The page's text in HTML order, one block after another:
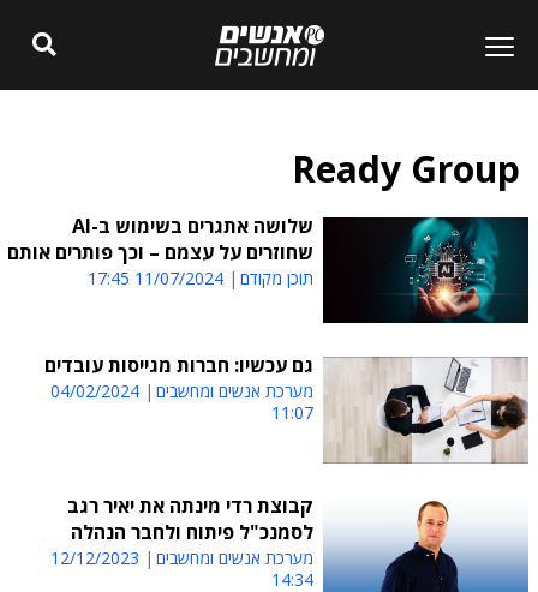
Ready Group
שלושה אתגרים בשימוש ב-AI
שחוזרים על עצמם – וכך פותרים אותם
תוכן מקודם 11/07/2024 17:45
גם עכשיו: חברות מגייסות עובדים
מערכת אנשים ומחשבים
04/02/2024
11:07
קבוצת רדי מינתה את יאיר רגב
לסמנכ"ל פיתוח ולחבר הנהלה
מערכת אנשים ומחשבים
12/12/2023
14:34